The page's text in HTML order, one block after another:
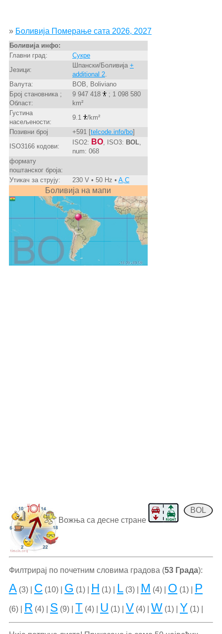
» Боливија Померање сата 2026, 2027
Боливија инфо:
Главни град:
Сукре
Језици:
Шпански/Боливија +
additional 2.
Валута:
BOB, Boliviano
Број становника ;
Област:
9 947 418
; 1 098 580
km²
Густина
насељености:
9.1
/km²
Позивни број
+591 [telcode.info/bo]
ISO3166 кодови:
ISO2: BO, ISO3: BOL,
num: 068
формату
поштанског броја:
Утикач за струју:
230 V • 50 Hz • A,C
Боливија на мапи
BOL
Вожња са десне стране
Филтрирај по почетним словима градова (53 Града):
A(3) | C (10) | G (1) | H (1) | L(3) | M (4) | O (1) | P
(6) | R (4) | S (9) | T (4) | U (1) | V (4) | W (1) | Y (1) |